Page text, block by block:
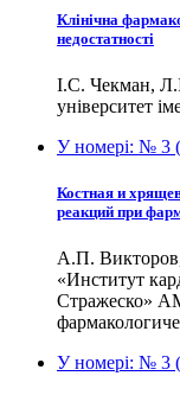
Клінічна
недостатності
І.С. Чекман,
університет
У номері: № 3
Костная и
реакций при
А.П.
«Институт
Стражеско»
У номері: № 3